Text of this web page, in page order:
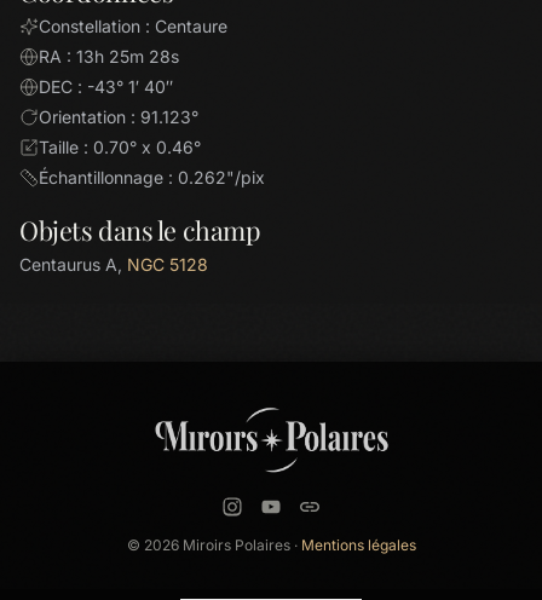
Constellation : Centaure
RA : 13h 25m 28s
DEC : -43° 1′ 40″
Orientation : 91.123°
Taille : 0.70° x 0.46°
Échantillonnage : 0.262"/pix
Objets dans le champ
Centaurus A, NGC 5128
© 2026 Miroirs Polaires · Mentions légales